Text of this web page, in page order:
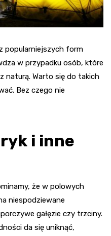
popularniejszych form
w przypadku osób, które
naturą. Warto się do takich
Bez czego nie
i inne
że w polowych
niespodziewane
gałęzie czy trzciny.
da się uniknąć,